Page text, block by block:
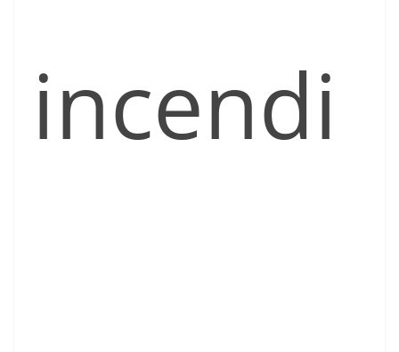
incendi